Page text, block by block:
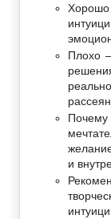
Хорошо
Плохо
и